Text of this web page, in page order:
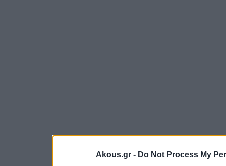
Akous.gr - Do Not Process My